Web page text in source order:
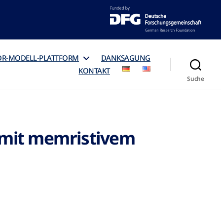
MODELL-PLATTFORM
DANKSAGUNG
KONTAKT
Suche
memristivem